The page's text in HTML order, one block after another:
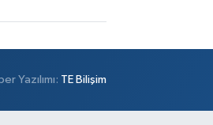
Yazılımı: TE Bilişim